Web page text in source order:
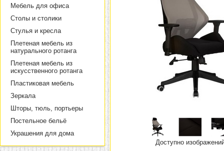
Мебель для офиса
Столы и столики
Стулья и кресла
Плетеная мебель из
натурального ротанга
Плетеная мебель из
искусственного ротанга
Пластиковая мебель
Зеркала
Шторы, тюль, портьеры
Постельное бельё
Украшения для дома
Доступно